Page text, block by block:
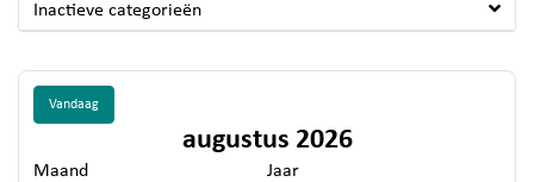
Inactieve categorieën
Vandaag
augustus 2026
Maand Jaar